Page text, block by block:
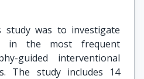
was to investigate
in the most frequent
guided interventional
The study includes 14